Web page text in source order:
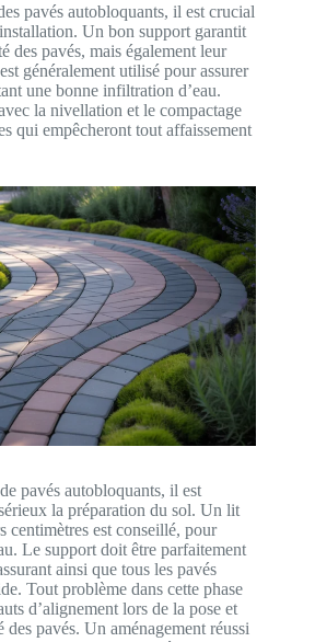
pavés autobloquants, il est crucial
Un bon support garantit
des pavés, mais également leur
généralement utilisé pour assurer
une bonne infiltration d’eau.
la nivellation et le compactage
qui empêcheront tout affaissement
pavés autobloquants, il est
la préparation du sol. Un lit
centimètres est conseillé, pour
Le support doit être parfaitement
ainsi que tous les pavés
Tout problème dans cette phase
d’alignement lors de la pose et
pavés. Un aménagement réussi